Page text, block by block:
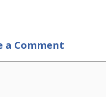
a Comment